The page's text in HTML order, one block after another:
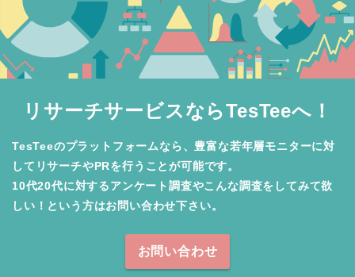
リサーチサービスならTesTeeへ！
TesTeeのプラットフォームなら、豊富な若年層モニターに対
してリサーチやPRを行うことが可能です。
10代20代に対するアンケート調査やこんな調査をしてみて欲
しい！という方はお問い合わせ下さい。
お問い合わせ